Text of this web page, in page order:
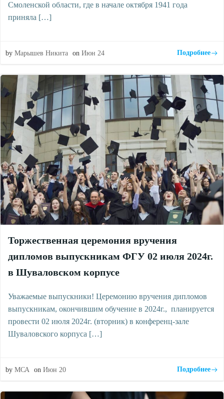
Смоленской области, где в начале октября 1941 года
приняла […]
by Марышев Никита on Июн 24 Подробнее
Торжественная церемония вручения
дипломов выпускникам ФГУ 02 июля 2024г.
в Шуваловском корпусе
Уважаемые выпускники! Церемонию вручения дипломов
выпускникам, окончившим обучение в 2024г., планируется
провести 02 июля 2024г. (вторник) в конференц-зале
Шуваловского корпуса […]
by МСА on Июн 20 Подробнее